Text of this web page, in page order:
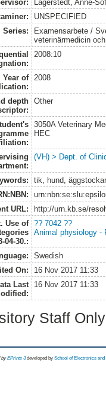
Lagerstedt, Anne-
UNSPECIFIED
Series:
Examensarbete /
veterinärmedicin
2008:10
Year of
2008
depth
Other
3050A Veterinary
HEC
(VH) > Dept. of
tik, hund,
URL:
http://urn.kb.se/
Use of
04-30.:
?? 7042 ??
Animal physiology -
Swedish
On:
16 Nov 2017 11:33
Last
16 Nov 2017 11:33
Staff
byEPrints 3 developed by School of Electronics